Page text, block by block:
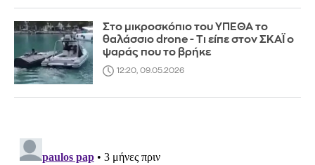
Στο μικροσκόπιο του ΥΠΕΘΑ το
θαλάσσιο drone - Τι είπε στον ΣΚΑΪ ο
ψαράς που το βρήκε
12:20, 09.05.2026